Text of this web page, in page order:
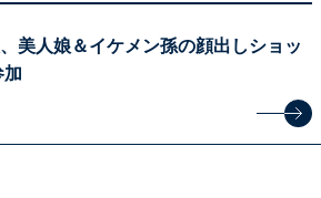
美人娘＆イケメン孫の顔出しショッ
加